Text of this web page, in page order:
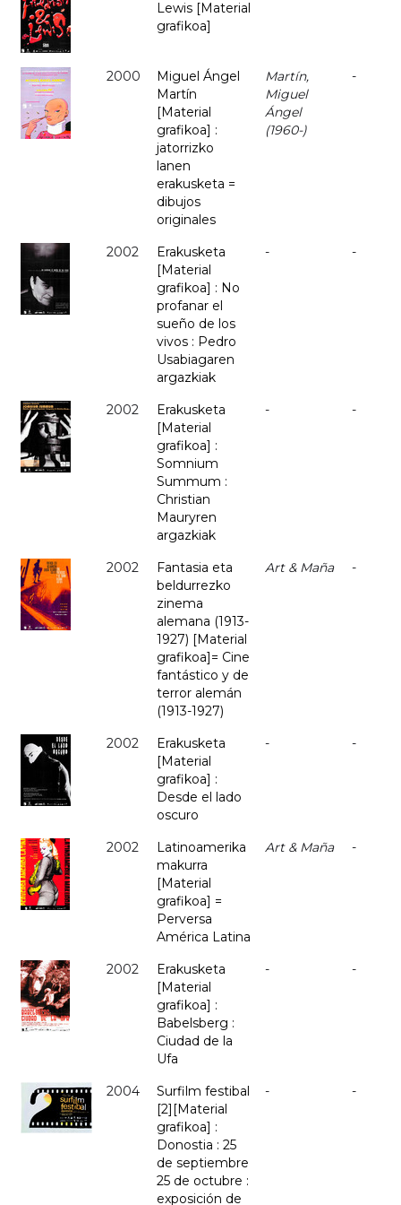
Lewis [Material
grafikoa]
2000
Miguel Ángel
Martín
[Material
grafikoa] :
jatorrizko
lanen
erakusketa =
dibujos
originales
Martín,
Miguel
Ángel
(1960-)
-
2002
Erakusketa
[Material
grafikoa] : No
profanar el
sueño de los
vivos : Pedro
Usabiagaren
argazkiak
- -
2002
Erakusketa
[Material
grafikoa] :
Somnium
Summum :
Christian
Mauryren
argazkiak
- -
2002
Fantasia eta
beldurrezko
zinema
alemana (1913-
1927) [Material
grafikoa]= Cine
fantástico y de
terror alemán
(1913-1927)
Art & Maña -
2002
Erakusketa
[Material
grafikoa] :
Desde el lado
oscuro
- -
2002
Latinoamerika
makurra
[Material
grafikoa] =
Perversa
América Latina
Art & Maña -
2002
Erakusketa
[Material
grafikoa] :
Babelsberg :
Ciudad de la
Ufa
- -
2004
Surfilm festibal
[2][Material
grafikoa] :
Donostia : 25
de septiembre
25 de octubre :
exposición de
- -